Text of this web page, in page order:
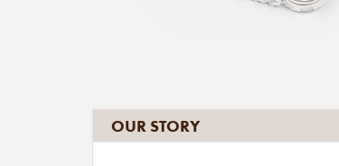
OUR STORY